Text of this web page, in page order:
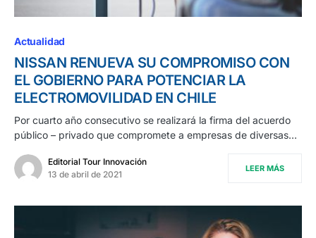
Actualidad
NISSAN RENUEVA SU COMPROMISO CON
EL GOBIERNO PARA POTENCIAR LA
ELECTROMOVILIDAD EN CHILE
Por cuarto año consecutivo se realizará la firma del acuerdo
público – privado que compromete a empresas de diversas…
Editorial Tour Innovación
13 de abril de 2021
LEER MÁS